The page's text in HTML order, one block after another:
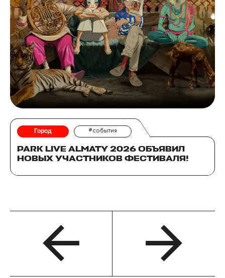
Город #события
PARK LIVE ALMATY 2026 ОБЪЯВИЛ
НОВЫХ УЧАСТНИКОВ ФЕСТИВАЛЯ!